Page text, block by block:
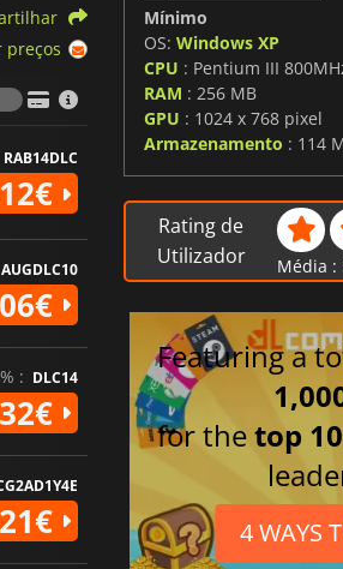
preços
Taxas
RAB14DLC
AUGDLC10
: DLC14
Mínimo
OS: Windows XP
CPU : Pentium III
RAM : 256 MB
GPU : 1024 x 768 pixel
Armazenamento : 114
Rating de
Utilizador
Média :
Featuring a
for thetop
4 WAYS